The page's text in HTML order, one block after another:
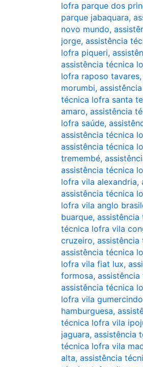
lofra parque dos
parque jabaquara,
novo mundo,
jorge, assistência
lofra piqueri,
assistência técnica
lofra raposo tavares,
morumbi,
técnica lofra santa
amaro, assistência
lofra saúde,
assistência técnica
assistência técnica
tremembé,
assistência técnica
lofra vila alexandria,
assistência técnica
lofra vila anglo
buarque,
técnica lofra vila
cruzeiro, assistência
assistência técnica
lofra vila fiat lux,
formosa,
assistência técnica
lofra vila gumercindo
hamburguesa,
técnica lofra vila
jaguara, assistência
técnica lofra vila
alta, assistência